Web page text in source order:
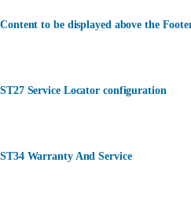
Content to be displayed above the
ST27 Service Locator configuration
ST34 Warranty And Service